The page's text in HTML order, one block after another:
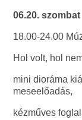
06.20. szombat
18.00-24.00
Hol volt, hol
mini dioráma
meseelőadás,
kézműves